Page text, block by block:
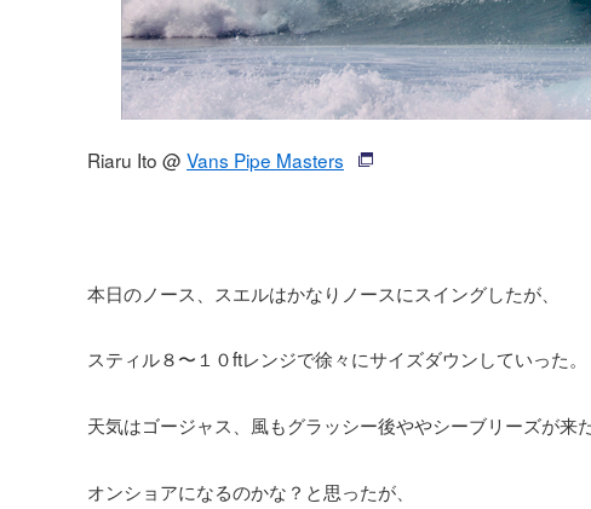
Riaru Ito @ Vans Pipe Masters
本日のノース、スエルはかなりノースにスイングしたが、
スティル８〜１０ftレンジで徐々にサイズダウンしていった。
天気はゴージャス、風もグラッシー後ややシーブリーズが来だ
オンショアになるのかな？と思ったが、